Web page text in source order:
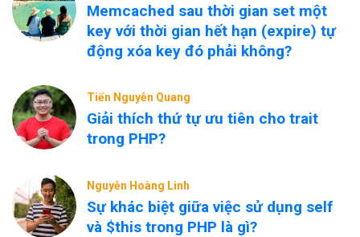
Memcached sau thời gian set một
key với thời gian hết hạn (expire) tự
động xóa key đó phải không?
Tiến Nguyễn Quang
Giải thích thứ tự ưu tiên cho trait
trong PHP?
Nguyễn Hoàng Linh
Sự khác biệt giữa việc sử dụng self
và $this trong PHP là gì?